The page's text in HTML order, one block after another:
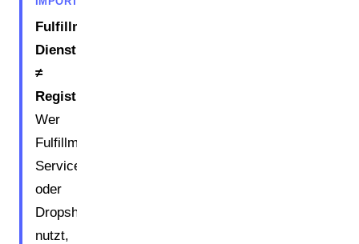
Fulfillment-
Dienstleister
≠
Registrierungspflichtiger.
Wer
Fulfillment-
Services
oder
Dropshipping
nutzt,